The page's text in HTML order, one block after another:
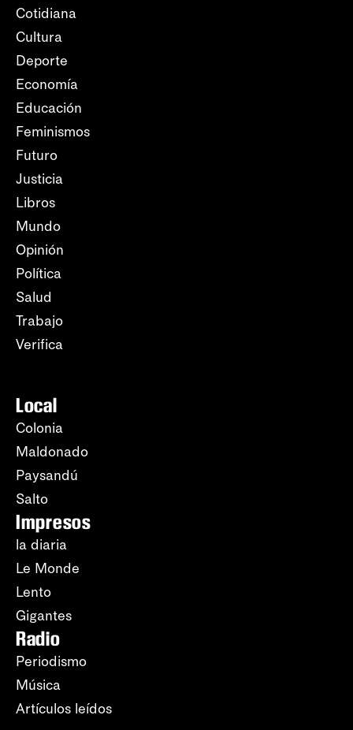
Cotidiana
Cultura
Deporte
Economía
Educación
Feminismos
Futuro
Justicia
Libros
Mundo
Opinión
Política
Salud
Trabajo
Verifica
Local
Colonia
Maldonado
Paysandú
Salto
Impresos
la diaria
Le Monde
Lento
Gigantes
Radio
Periodismo
Música
Artículos leídos